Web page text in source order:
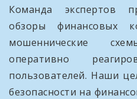
Команда экспертов
обзоры финансовых
мошеннические
оперативно
пользователей. Наши
безопасности на